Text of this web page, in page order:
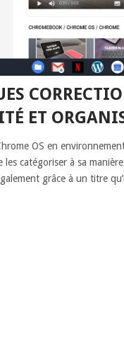
ET
OS en
les catégoriser à sa
grâce à un titre